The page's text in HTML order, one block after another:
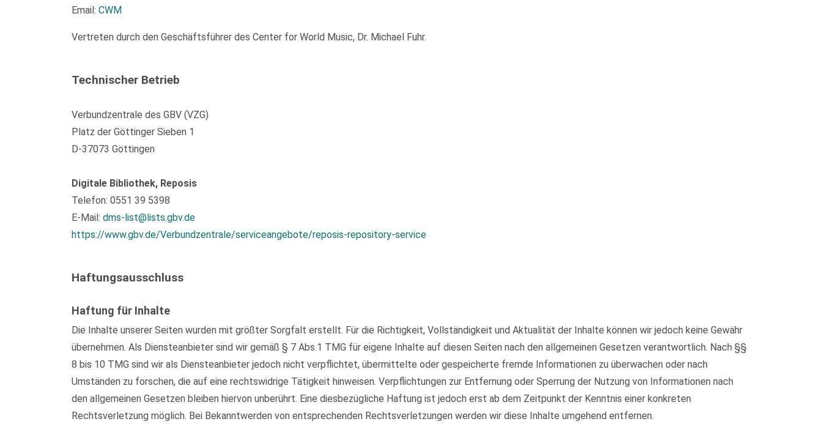
Email: CWM
Vertreten durch den Geschäftsführer des Center for World Music, Dr. Michael Fuhr.
Technischer Betrieb
Verbundzentrale des GBV (VZG)
Platz der Göttinger Sieben 1
D-37073 Göttingen
Digitale Bibliothek, Reposis
Telefon: 0551 39 5398
E-Mail: dms-list@lists.gbv.de
https://www.gbv.de/Verbundzentrale/serviceangebote/reposis-repository-service
Haftungsausschluss
Haftung für Inhalte
Die Inhalte unserer Seiten wurden mit größter Sorgfalt erstellt. Für die Richtigkeit, Vollständigkeit und Aktualität der Inhalte können wir jedoch keine Gewähr
übernehmen. Als Diensteanbieter sind wir gemäß § 7 Abs.1 TMG für eigene Inhalte auf diesen Seiten nach den allgemeinen Gesetzen verantwortlich. Nach §§
8 bis 10 TMG sind wir als Diensteanbieter jedoch nicht verpflichtet, übermittelte oder gespeicherte fremde Informationen zu überwachen oder nach
Umständen zu forschen, die auf eine rechtswidrige Tätigkeit hinweisen. Verpflichtungen zur Entfernung oder Sperrung der Nutzung von Informationen nach
den allgemeinen Gesetzen bleiben hiervon unberührt. Eine diesbezügliche Haftung ist jedoch erst ab dem Zeitpunkt der Kenntnis einer konkreten
Rechtsverletzung möglich. Bei Bekanntwerden von entsprechenden Rechtsverletzungen werden wir diese Inhalte umgehend entfernen.